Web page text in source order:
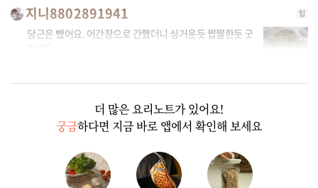
지니8802891941 팁
당근은 뺐어요. 어간장으로 간했더니 싱거운듯 짭짤한듯 굿
더 많은 요리노트가 있어요!
궁금하다면 지금 바로 앱에서 확인해 보세요